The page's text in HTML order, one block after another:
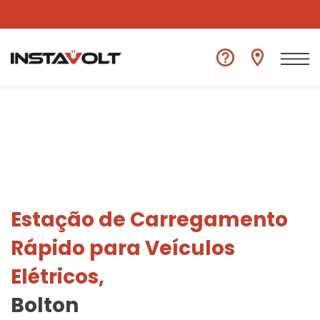
Ver outra localização
Estação de Carregamento
Rápido para Veículos
Elétricos,
Bolton